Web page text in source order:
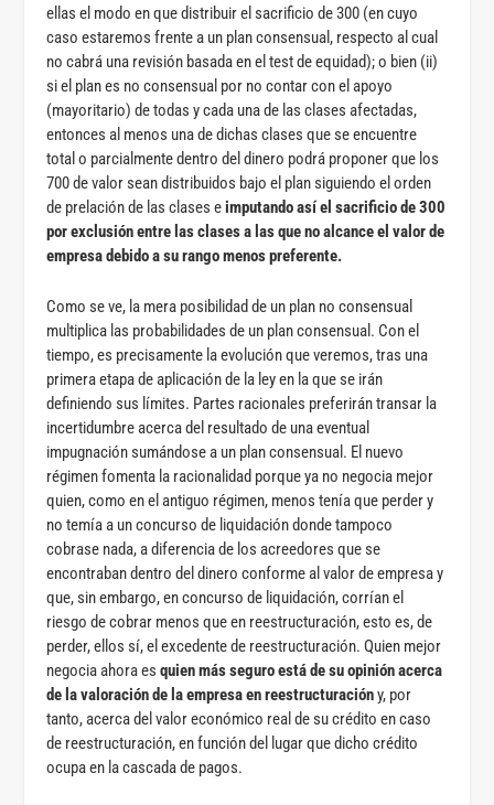
ellas el modo en que distribuir el sacrificio de 300 (en cuyo
caso estaremos frente a un plan consensual, respecto al cual
no cabrá una revisión basada en el test de equidad); o bien (ii)
si el plan es no consensual por no contar con el apoyo
(mayoritario) de todas y cada una de las clases afectadas,
entonces al menos una de dichas clases que se encuentre
total o parcialmente dentro del dinero podrá proponer que los
700 de valor sean distribuidos bajo el plan siguiendo el orden
de prelación de las clases eimputando así el sacrificio de 300
por exclusión entre las clases a las que no alcance el valor de
empresa debido a su rango menos preferente.
Como se ve, la mera posibilidad de un plan no consensual
multiplica las probabilidades de un plan consensual. Con el
tiempo, es precisamente la evolución que veremos, tras una
primera etapa de aplicación de la ley en la que se irán
definiendo sus límites. Partes racionales preferirán transar la
incertidumbre acerca del resultado de una eventual
impugnación sumándose a un plan consensual. El nuevo
régimen fomenta la racionalidad porque ya no negocia mejor
quien, como en el antiguo régimen, menos tenía que perder y
no temía a un concurso de liquidación donde tampoco
cobrase nada, a diferencia de los acreedores que se
encontraban dentro del dinero conforme al valor de empresa y
que, sin embargo, en concurso de liquidación, corrían el
riesgo de cobrar menos que en reestructuración, esto es, de
perder, ellos sí, el excedente de reestructuración. Quien mejor
negocia ahora esquien más seguro está de su opinión acerca
de la valoración de la empresa en reestructuracióny, por
tanto, acerca del valor económico real de su crédito en caso
de reestructuración, en función del lugar que dicho crédito
ocupa en la cascada de pagos.